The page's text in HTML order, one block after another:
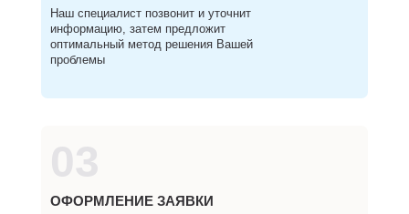
Наш специалист позвонит и уточнит
информацию, затем предложит
оптимальный метод решения Вашей
проблемы
ОФОРМЛЕНИЕ ЗАЯВКИ